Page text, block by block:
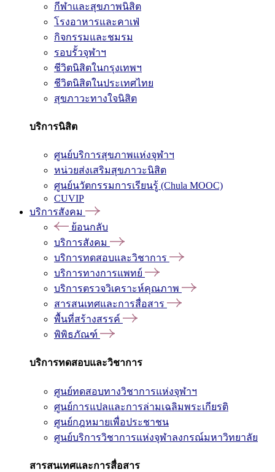
กีฬาและสุขภาพนิสิต
โรงอาหารและคาเฟ่
กิจกรรมและชมรม
รอบรั้วจุฬาฯ
ชีวิตนิสิตในกรุงเทพฯ
ชีวิตนิสิตในประเทศไทย
สุขภาวะทางใจนิสิต
บริการนิสิต
ศูนย์บริการสุขภาพแห่งจุฬาฯ
หน่วยส่งเสริมสุขภาวะนิสิต
ศูนย์นวัตกรรมการเรียนรู้ (Chula MOOC)
CUVIP
บริการสังคม
ย้อนกลับ
บริการสังคม
บริการทดสอบและวิชาการ
บริการทางการแพทย์
บริการตรวจวิเคราะห์คุณภาพ
สารสนเทศและการสื่อสาร
พื้นที่สร้างสรรค์
พิพิธภัณฑ์
บริการทดสอบและวิชาการ
ศูนย์ทดสอบทางวิชาการแห่งจุฬาฯ
ศูนย์การแปลและการล่ามเฉลิมพระเกียรติ
ศูนย์กฎหมายเพื่อประชาชน
ศูนย์บริการวิชาการแห่งจุฬาลงกรณ์มหาวิทยาลัย
สารสนเทศและการสื่อสาร